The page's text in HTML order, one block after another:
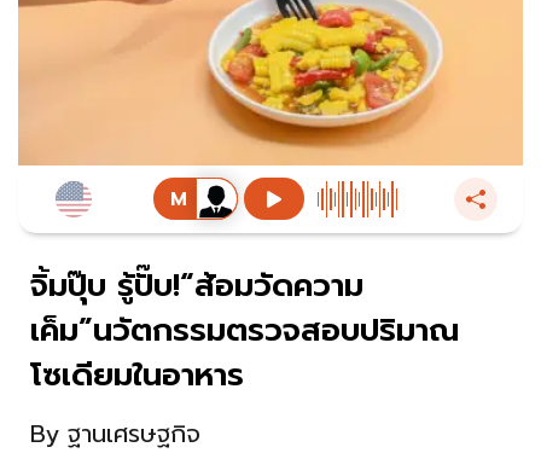
จิ้มปุ๊บ รู้ปั๊บ!“ส้อมวัดความ
เค็ม”นวัตกรรมตรวจสอบปริมาณ
โซเดียมในอาหาร
By ฐานเศรษฐกิจ